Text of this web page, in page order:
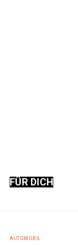
FÜR DICH
AUTOMOBIL